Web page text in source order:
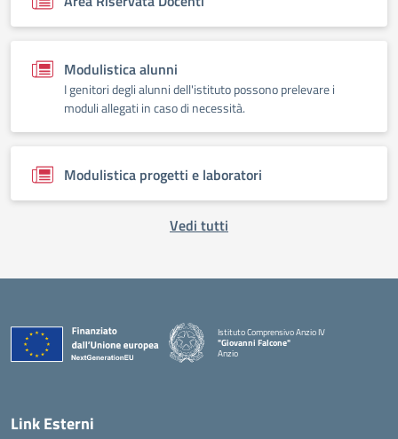
Modulistica alunni
I genitori degli alunni dell'istituto possono prelevare i
moduli allegati in caso di necessità.
Modulistica progetti e laboratori
Vedi tutti
Istituto Comprensivo Anzio IV
"Giovanni Falcone"
Anzio
Link Esterni